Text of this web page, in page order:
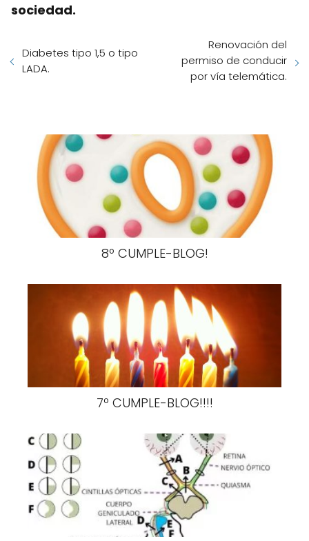
sociedad.
Diabetes tipo 1,5 o tipo
LADA.
Renovación del
permiso de conducir
por vía telemática.
8º CUMPLE-BLOG!
7º CUMPLE-BLOG!!!!